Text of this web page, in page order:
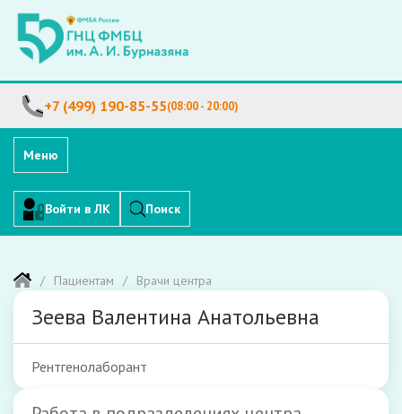
+7 (499) 190-85-55(08:00 - 20:00)
Меню
Войти в ЛК Поиск
Пациентам Врачи центра
Зеева Валентина Анатольевна
Рентгенолаборант